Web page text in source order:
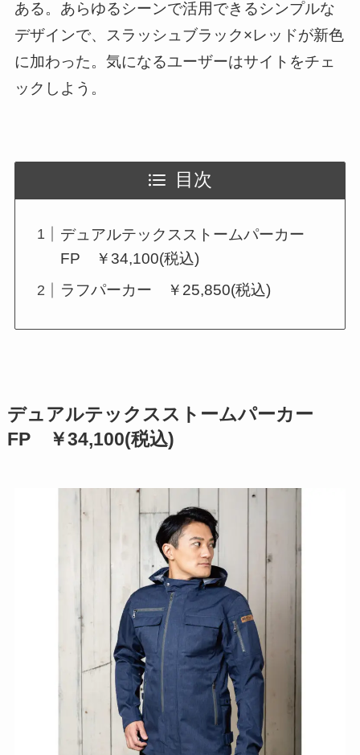
ある。あらゆるシーンで活用できるシンプルな
デザインで、スラッシュブラック×レッドが新色
に加わった。気になるユーザーはサイトをチェ
ックしよう。
目次
デュアルテックスストームパーカー
FP ￥34,100(税込)
ラフパーカー ￥25,850(税込)
デュアルテックスストームパーカー
FP ￥34,100(税込)